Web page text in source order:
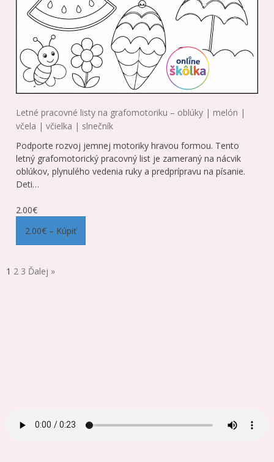
Letné pracovné listy na grafomotoriku – oblúky | melón |
včela | včielka | slnečník
Podporte rozvoj jemnej motoriky hravou formou. Tento
letný grafomotorický pracovný list je zameraný na nácvik
oblúkov, plynulého vedenia ruky a predprípravu na písanie.
Deti…
2.00€
2.00€ – Kúpiť
1 2 3 Ďalej »